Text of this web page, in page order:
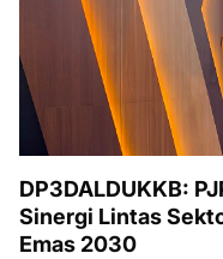
DP3DALDUKKB:
Sinergi Lintas
Emas 2030